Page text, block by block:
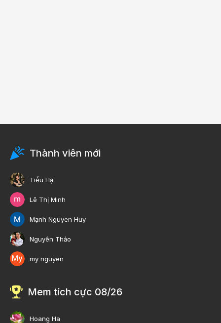
Thành viên mới
Tiểu Hạ
Lê Thị Minh
Mạnh Nguyen Huy
Nguyên Thảo
my nguyen
Mem tích cực 08/26
Hoang Ha